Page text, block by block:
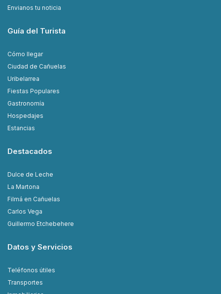
Envianos tu noticia
Guía del Turista
Cómo llegar
Ciudad de Cañuelas
Uribelarrea
Fiestas Populares
Gastronomía
Hospedajes
Estancias
Destacados
Dulce de Leche
La Martona
Filmá en Cañuelas
Carlos Vega
Guillermo Etchebehere
Datos y Servicios
Teléfonos útiles
Transportes